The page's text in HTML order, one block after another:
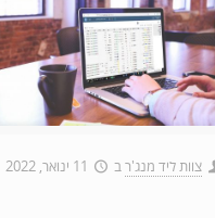
צוות ליד מנג'רב 11 ינואר, 2022